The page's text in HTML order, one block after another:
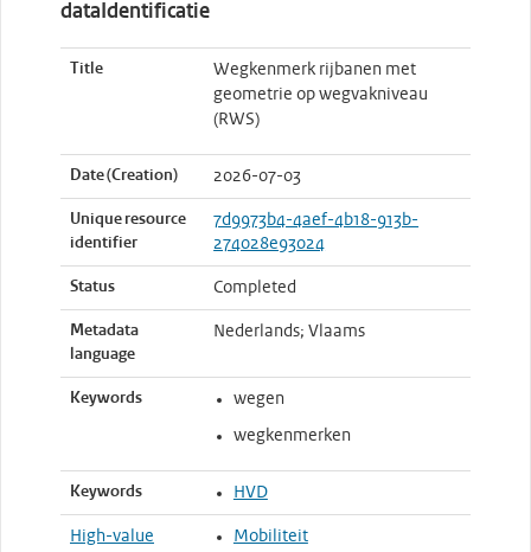
dataIdentificatie
Title
Wegkenmerk rijbanen met
geometrie op wegvakniveau
(RWS)
Date (Creation) 2026-07-03
Unique resource
identifier
7d9973b4-4aef-4b18-913b-
274028e93024
Status Completed
Metadata
language
Nederlands; Vlaams
Keywords wegen
wegkenmerken
Keywords HVD
High-value
Mobiliteit